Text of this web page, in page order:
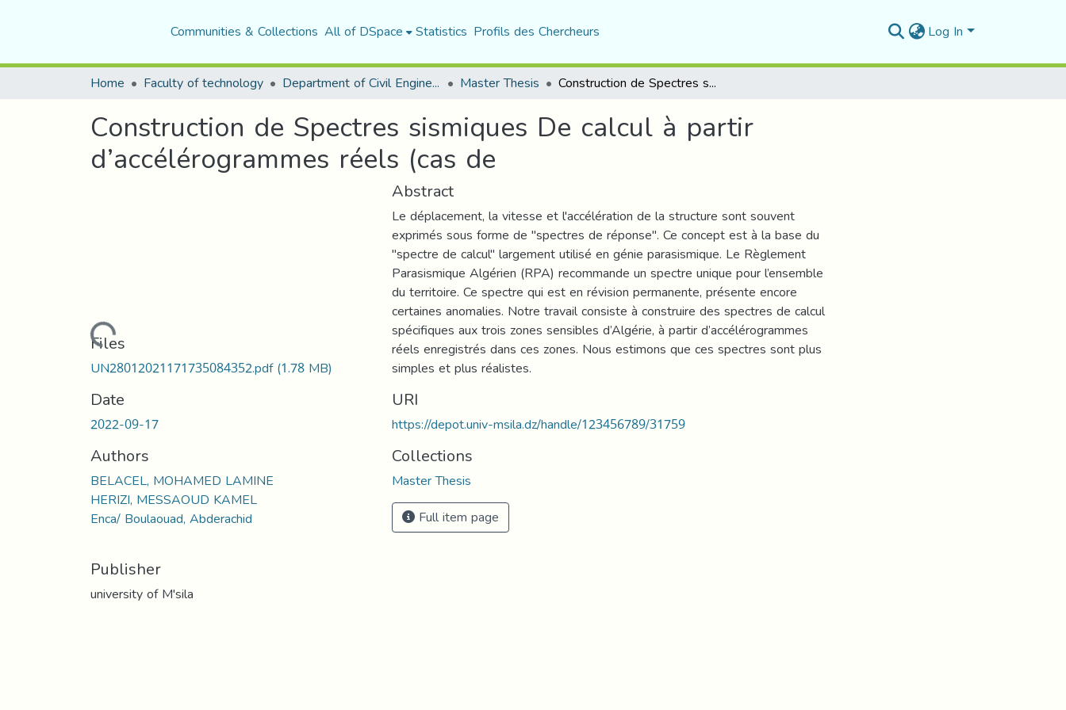
Communities & Collections All of DSpace Statistics Profils des Chercheurs Log In
Home Faculty of technology Department of Civil Engineering Master Thesis Construction de Spectres sismiques De calcul à partir d’accélérogrammes réels (cas de
Construction de Spectres sismiques De calcul à partir
d’accélérogrammes réels (cas de
Loading...
Files
UN28012021171735084352.pdf(1.78 MB)
Date
2022-09-17
Authors
BELACEL, MOHAMED LAMINE
HERIZI, MESSAOUD KAMEL
Enca/ Boulaouad, Abderachid
Publisher
university of M'sila
Abstract
Le déplacement, la vitesse et l'accélération de la structure sont souvent
exprimés sous forme de "spectres de réponse". Ce concept est à la base du
"spectre de calcul" largement utilisé en génie parasismique. Le Règlement
Parasismique Algérien (RPA) recommande un spectre unique pour l’ensemble
du territoire. Ce spectre qui est en révision permanente, présente encore
certaines anomalies. Notre travail consiste à construire des spectres de calcul
spécifiques aux trois zones sensibles d’Algérie, à partir d’accélérogrammes
réels enregistrés dans ces zones. Nous estimons que ces spectres sont plus
simples et plus réalistes.
URI
https://depot.univ-msila.dz/handle/123456789/31759
Collections
Master Thesis
Full item page